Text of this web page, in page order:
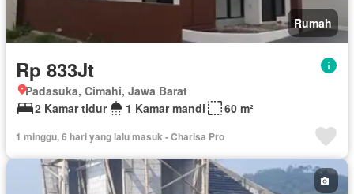
Rumah
Rp 833Jt
Padasuka, Cimahi, Jawa Barat
2 Kamar tidur
1 Kamar mandi 60 m²
1 minggu, 6 hari yang lalu masuk - Charisa Pro